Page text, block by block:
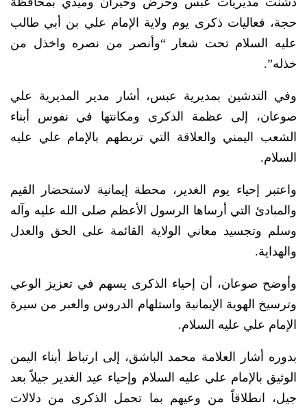
حجة، فعاليات ذكرى يوم ولاية الإمام علي بن أبي طالب
عليه السلام تحت شعار “وأنصر من نصره واخذل من
خذله”.
وفي التدشين بمديرية عبس، أشار مدير المديرية علي
صوعان، إلى عظمة الذكرى ومكانتها في نفوس أبناء
الشعب اليمني والعلاقة التي تربطهم بالإمام علي عليه
السلام.
واعتبر إحياء يوم الغدير، محطة إيمانية لاستحضار القيم
والمبادئ التي أرساها الرسول الأعظم صلى الله عليه وآله
وسلم وتجسيد معاني الولاية القائمة على الحق والعدل
والهداية.
وأوضح صوعان، أن إحياء الذكرى يسهم في تعزيز الوعي
وترسيخ الهوية الإيمانية واستلهام الدروس والعبر من سيرة
الإمام علي عليه السلام.
بدوره أشار العلامة محمد الباشق، إلى ارتباط أبناء اليمن
الوثيق بالإمام علي عليه السلام وإحياء عيد الغدير جيلاً بعد
جيل، انطلاقاً من وعيهم بما تحمل الذكرى من دلالات